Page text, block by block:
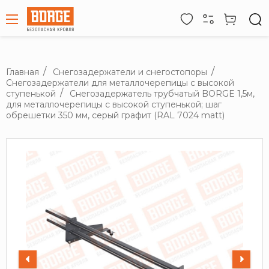
Главная
Снегозадержатели и снегостопоры
Снегозадержатели для металлочерепицы с высокой
ступенькой
Снегозадержатель трубчатый BORGE 1,5м,
для металлочерепицы с высокой ступенькой; шаг
обрешетки 350 мм, серый графит (RAL 7024 matt)